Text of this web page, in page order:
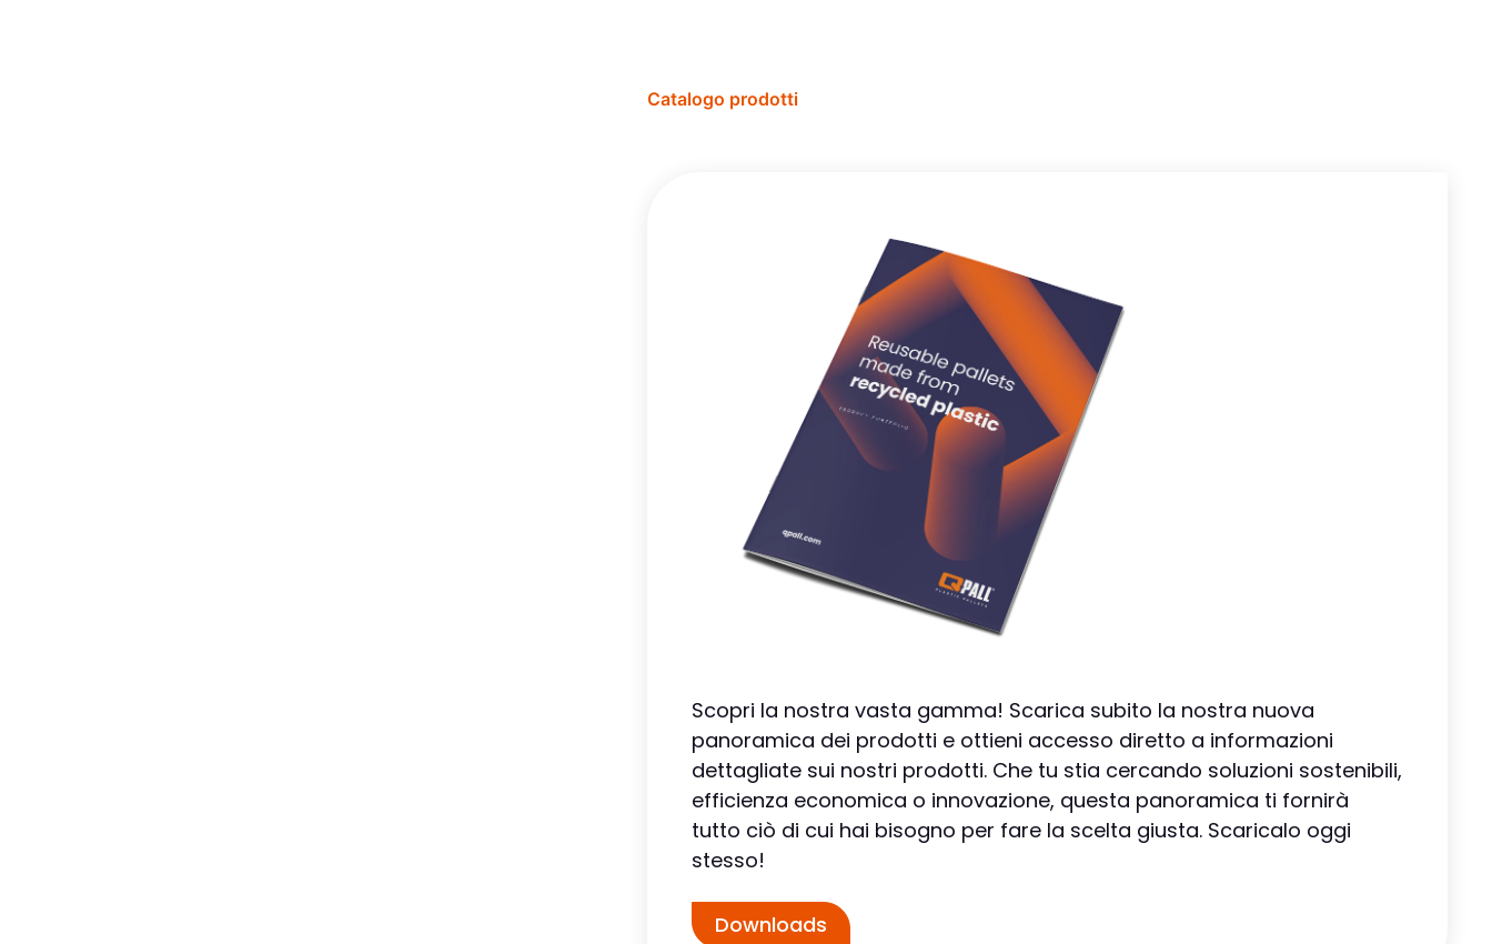
Catalogo prodotti
Scopri la nostra vasta gamma! Scarica subito la nostra nuova
panoramica dei prodotti e ottieni accesso diretto a informazioni
dettagliate sui nostri prodotti. Che tu stia cercando soluzioni sostenibili,
efficienza economica o innovazione, questa panoramica ti fornirà
tutto ciò di cui hai bisogno per fare la scelta giusta. Scaricalo oggi
stesso!
Downloads